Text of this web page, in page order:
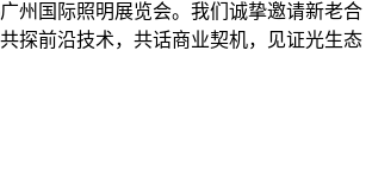
州国际照明展览会。我们诚挚邀请新老合
探前沿技术，共话商业契机，见证光生态